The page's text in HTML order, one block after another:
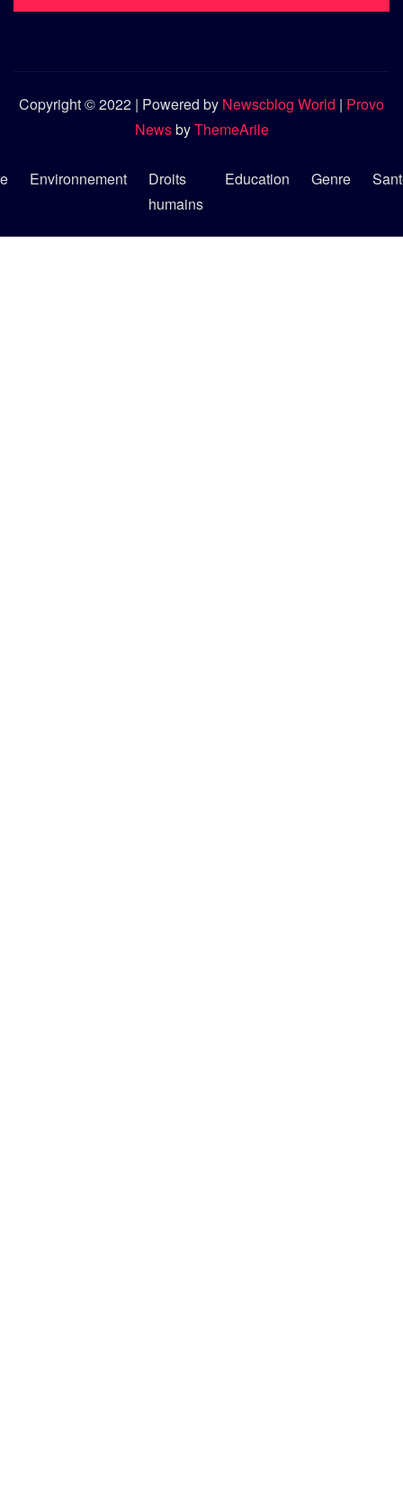
Copyright © 2022 | Powered by Newscblog World | Provo
NewsbyThemeArile
Environnement
Droits
humains
Education Genre